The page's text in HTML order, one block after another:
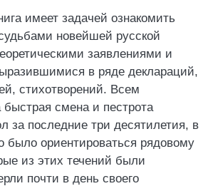
имеет задачей ознакомить
новейшей русской
заявлениями и
в ряде деклараций,
стихотворений. Всем
быстрая смена и пестрота
за последние три десятилетия, в
было ориентироваться рядовому
из этих течений были
почти в день своего